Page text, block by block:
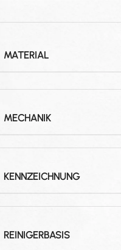
MATERIAL
MECHANIK
KENNZEICHNUNG
REINIGERBASIS